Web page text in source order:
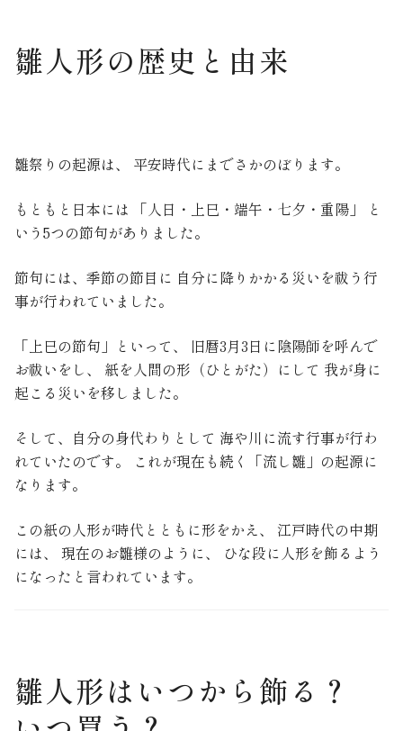
雛人形の歴史と由来
雛祭りの起源は、 平安時代にまでさかのぼります。
もともと日本には 「人日・上巳・端午・七夕・重陽」 と
いう5つの節句がありました。
節句には、季節の節目に 自分に降りかかる災いを祓う行
事が行われていました。
「上巳の節句」といって、 旧暦3月3日に陰陽師を呼んで
お祓いをし、 紙を人間の形（ひとがた）にして 我が身に
起こる災いを移しました。
そして、自分の身代わりとして 海や川に流す行事が行わ
れていたのです。 これが現在も続く「流し雛」の起源に
なります。
この紙の人形が時代とともに形をかえ、 江戸時代の中期
には、 現在のお雛様のように、 ひな段に人形を飾るよう
になったと言われています。
雛人形はいつから飾る？